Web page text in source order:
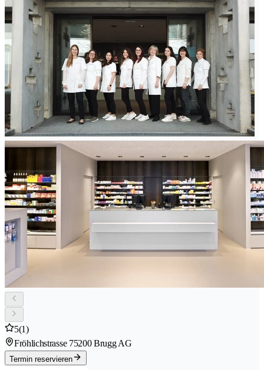
5(1)
Fröhlichstrasse 75200 Brugg AG
Termin reservieren